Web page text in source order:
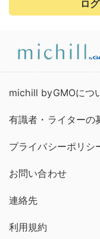
ロ
michill byGMOにつ
有識者・ライターの
プライバシーポリシ
お問い合わせ
連絡先
利用規約